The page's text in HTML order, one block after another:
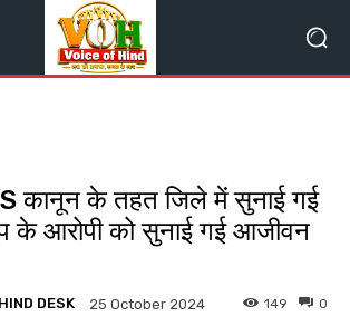
कानून के तहत जिले में सुनाई गई
के आरोपी को सुनाई गई आजीवन
DESK 25 October 2024 0
149